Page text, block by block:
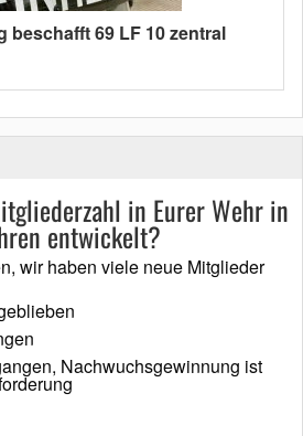
beschafft 69 LF 10 zentral
in Eurer Wehr in
entwickelt?
wir haben viele neue Mitglieder
Nachwuchsgewinnung ist